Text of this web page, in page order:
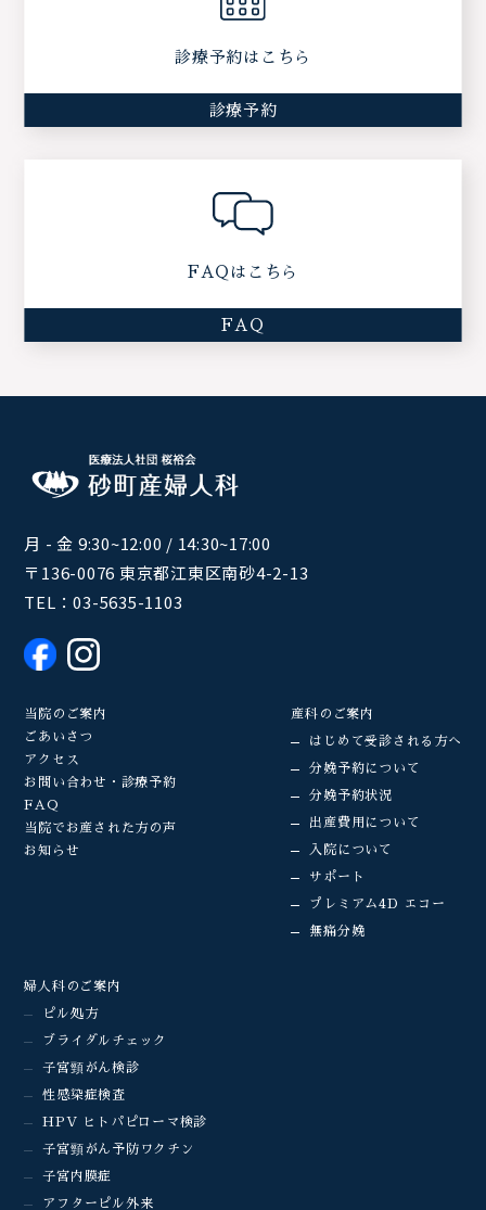
診療予約はこちら
診療予約
FAQはこちら
FAQ
月 - 金 9:30~12:00 / 14:30~17:00
〒136-0076 東京都江東区南砂4-2-13
TEL：03-5635-1103
当院のご案内
ごあいさつ
アクセス
お問い合わせ・診療予約
FAQ
当院でお産された方の声
お知らせ
産科のご案内
はじめて受診される方へ
分娩予約について
分娩予約状況
出産費用について
入院について
サポート
プレミアム4D エコー
無痛分娩
婦人科のご案内
ピル処方
ブライダルチェック
子宮頸がん検診
性感染症検査
HPV ヒトパピローマ検診
子宮頸がん予防ワクチン
子宮内膜症
アフターピル外来